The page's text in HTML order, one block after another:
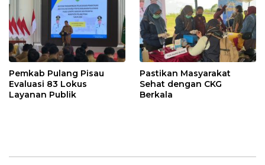
Pemkab Pulang Pisau
Evaluasi 83 Lokus
Layanan Publik
Pastikan Masyarakat
Sehat dengan CKG
Berkala